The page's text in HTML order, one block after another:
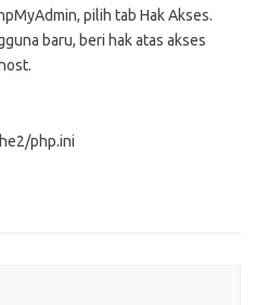
pilih tab Hak Akses.
baru, beri hak atas akses
php.ini